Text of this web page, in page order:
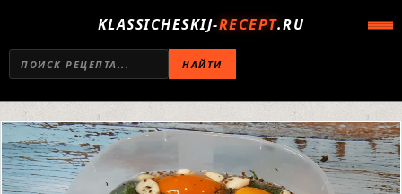
KLASSICHESKIJ-RECEPT.RU
НАЙТИ